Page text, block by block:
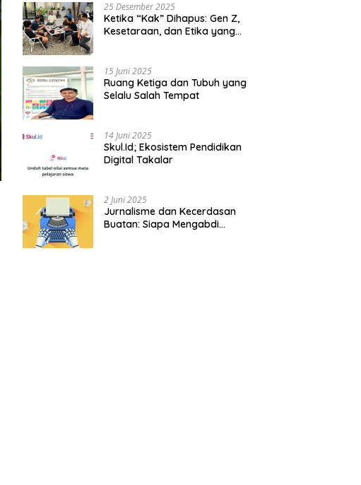
25 Desember 2025
Ketika “Kak” Dihapus: Gen Z,
Kesetaraan, dan Etika yang
15 Juni 2025
Ruang Ketiga dan Tubuh yang
Selalu Salah Tempat
14 Juni 2025
Skul.Id; Ekosistem Pendidikan
Digital Takalar
2 Juni 2025
Jurnalisme dan Kecerdasan
Buatan: Siapa Mengabdi